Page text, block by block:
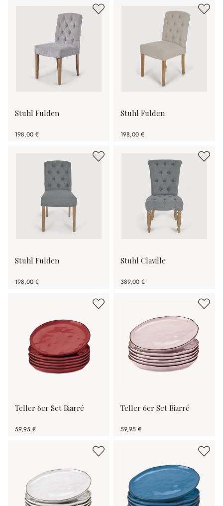
Stuhl Fulden
198,00 €
Stuhl Fulden
198,00 €
Stuhl Fulden
198,00 €
Stuhl Claville
389,00 €
Teller 6er Set Biarré
59,95 €
Teller 6er Set Biarré
59,95 €